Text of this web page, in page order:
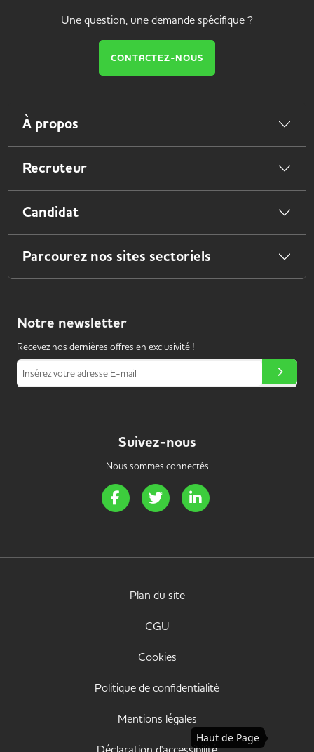
Une question, une demande spécifique ?
CONTACTEZ-NOUS
À propos
Recruteur
Candidat
Parcourez nos sites sectoriels
Notre newsletter
Recevez nos dernières offres en exclusivité !
Insérez votre adresse E-mail
Suivez-nous
Nous sommes connectés
Page Facebook de Handi Energie
Page Twitter de Handi Energie
Plan du site
CGU
Cookies
Politique de confidentialité
Mentions légales
Haut de Page